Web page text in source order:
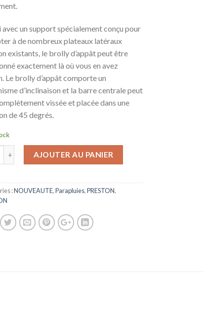
avec un support spécialement conçu pour
à de nombreux plateaux latéraux
existants, le brolly d’appât peut être
exactement là où vous en avez
Le brolly d’appât comporte un
d’inclinaison et la barre centrale peut
vissée et placée dans une
de 45 degrés.
AJOUTER AU PANIER
:NOUVEAUTE,Parapluies,PRESTON,